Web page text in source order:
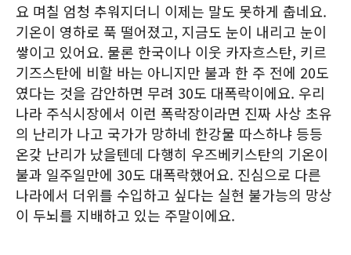
요 며칠 엄청 추워지더니 이제는 말도 못하게 춥네요.
기온이 영하로 푹 떨어졌고, 지금도 눈이 내리고 눈이
쌓이고 있어요. 물론 한국이나 이웃 카자흐스탄, 키르
기즈스탄에 비할 바는 아니지만 불과 한 주 전에 20도
였다는 것을 감안하면 무려 30도 대폭락이에요. 우리
나라 주식시장에서 이런 폭락장이라면 진짜 사상 초유
의 난리가 나고 국가가 망하네 한강물 따스하냐 등등
온갖 난리가 났을텐데 다행히 우즈베키스탄의 기온이
불과 일주일만에 30도 대폭락했어요. 진심으로 다른
나라에서 더위를 수입하고 싶다는 실현 불가능의 망상
이 두뇌를 지배하고 있는 주말이에요.